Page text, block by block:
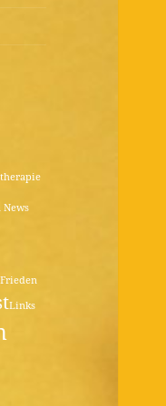
News
Links